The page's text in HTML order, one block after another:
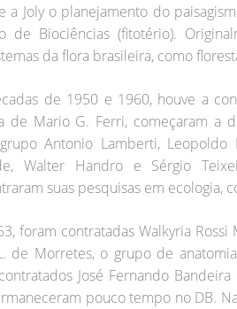
a Joly o planejamento do
de Biociências (fitotério).
da flora brasileira, como
de 1950 e 1960, houve a
de Mario G. Ferri, começaram a
Antonio Lamberti,
Walter Handro e Sérgio
suas pesquisas em ecologia,
foram contratadas Walkyria
de Morretes, o grupo de
José Fernando
pouco tempo no DB.